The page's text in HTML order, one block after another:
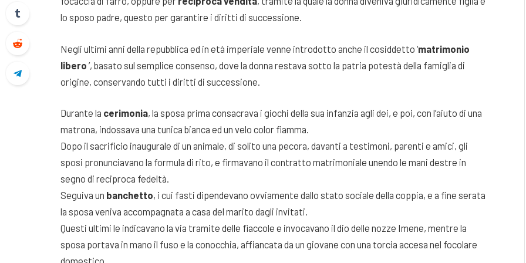
lo sposo padre, questo per garantire i diritti di successione.
Negli ultimi anni della repubblica ed in età imperiale venne introdotto anche il cosiddetto ‘matrimonio
libero ’, basato sul semplice consenso, dove la donna restava sotto la patria potestà della famiglia di
origine, conservando tutti i diritti di successione.
Durante la cerimonia, la sposa prima consacrava i giochi della sua infanzia agli dei, e poi, con l’aiuto di una
matrona, indossava una tunica bianca ed un velo color fiamma.
Dopo il sacrificio inaugurale di un animale, di solito una pecora, davanti a testimoni, parenti e amici, gli
sposi pronunciavano la formula di rito, e firmavano il contratto matrimoniale unendo le mani destre in
segno di reciproca fedeltà.
Seguiva un banchetto, i cui fasti dipendevano ovviamente dallo stato sociale della coppia, e a fine serata
la sposa veniva accompagnata a casa del marito dagli invitati.
Questi ultimi le indicavano la via tramite delle fiaccole e invocavano il dio delle nozze Imene, mentre la
sposa portava in mano il fuso e la conocchia, affiancata da un giovane con una torcia accesa nel focolare